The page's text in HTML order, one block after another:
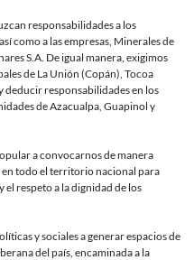
responsabilidades a los
como a las empresas, Minerales de
S.A. De igual manera, exigimos
de La Unión (Copán), Tocoa
deducir responsabilidades en los
de Azacualpa, Guapinol y
a convocarnos de manera
en todo el territorio nacional para
respeto a la dignidad de los
y sociales a generar espacios de
del país, encaminada a la